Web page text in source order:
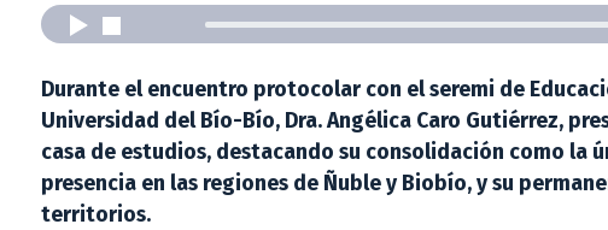
Durante el encuentro protocolar con el seremi de
Universidad del Bío-Bío, Dra. Angélica Caro Gutiérrez,
casa de estudios, destacando su consolidación como la
presencia en las regiones de Ñuble y Biobío, y su
territorios.